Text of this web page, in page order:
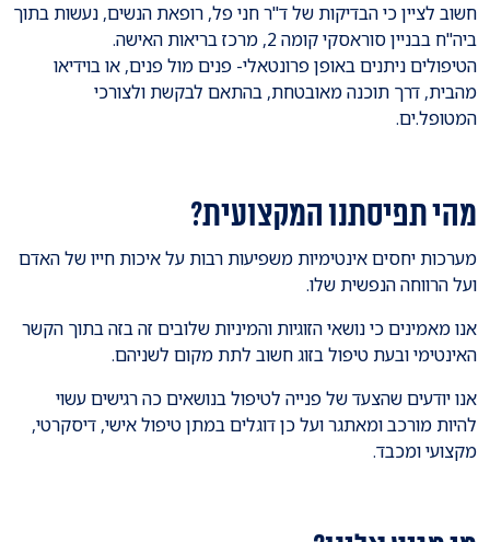
חשוב לציין כי הבדיקות של ד"ר חני פל, רופאת הנשים, נעשות בתוך
ביה"ח בבניין סוראסקי קומה 2, מרכז בריאות האישה.
הטיפולים ניתנים באופן פרונטאלי- פנים מול פנים, או בוידיאו
מהבית, דרך תוכנה מאובטחת, בהתאם לבקשת ולצורכי
המטופל.ים.
מהי תפיסתנו המקצועית?
מערכות יחסים אינטימיות משפיעות רבות על איכות חייו של האדם
ועל הרווחה הנפשית שלו.
אנו מאמינים כי נושאי הזוגיות והמיניות שלובים זה בזה בתוך הקשר
האינטימי ובעת טיפול בזוג חשוב לתת מקום לשניהם.
אנו יודעים שהצעד של פנייה לטיפול בנושאים כה רגישים עשוי
להיות מורכב ומאתגר ועל כן דוגלים במתן טיפול אישי, דיסקרטי,
מקצועי ומכבד.